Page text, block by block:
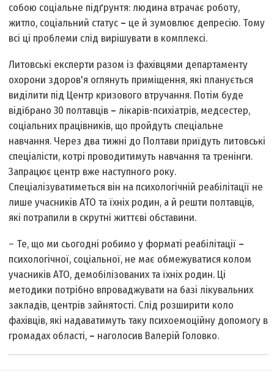
собою соціальне підґрунтя: людина втрачає роботу,
житло, соціальний статус – це й зумовлює депресію. Тому
всі ці проблеми слід вирішувати в комплексі.
Литовські експерти разом із фахівцями департаменту
охорони здоров'я оглянуть приміщення, які планується
виділити під Центр кризового втручання. Потім буде
відібрано 30 полтавців – лікарів-психіатрів, медсестер,
соціальних працівників, що пройдуть спеціальне
навчання. Через два тижні до Полтави приїдуть литовські
спеціалісти, котрі проводитимуть навчання та тренінги.
Запрацює центр вже наступного року.
Спеціалізуватиметься він на психологічній реабілітації не
лише учасників АТО та їхніх родин, а й решти полтавців,
які потрапили в скрутні життєві обставини.
– Те, що ми сьогодні робимо у форматі реабілітації –
психологічної, соціальної, не має обмежуватися колом
учасників АТО, демобілізованих та їхніх родин. Ці
методики потрібно впроваджувати на базі лікувальних
закладів, центрів зайнятості. Слід розширити коло
фахівців, які надаватимуть таку психоемоційну допомогу в
громадах області, – наголосив Валерій Головко.